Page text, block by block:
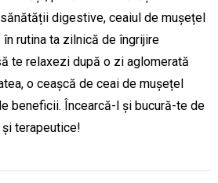
digestive, ceaiul de mușețel
rutina ta zilnică de îngrijire
te relaxezi după o zi aglomerată
o ceașcă de ceai de mușețel
beneficii. Încearcă-l și bucură-te de
terapeutice!